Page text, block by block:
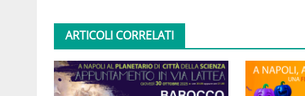
ARTICOLI CORRELATI